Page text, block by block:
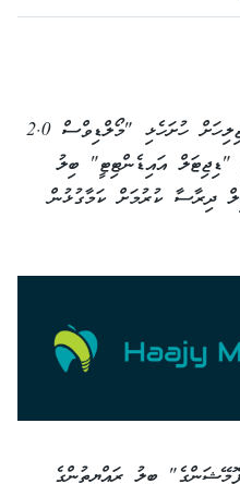
ސަރުކާރުގެ ފަރާތުން ރައްޔިތުންގެ މަޖިލިހަށް ހުށަހެޅި "މޯލްޑިވްސް 2.0
އައިޑެންޓިޓީ" ބިލު
ދިރާސާ ކުރުމަށް ކަމާގުޅުން
ޓްރާންސްފޮމޭޝަންގެ" ބިލު ރައްޔިތުންގެ